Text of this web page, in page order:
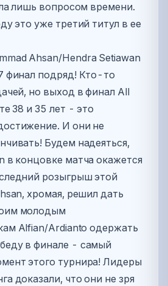
лишь вопросом времени.
это уже третий титул в ее
Ahsan/Hendra Setiawan
финал подряд! Кто-то
но выход в финал All
38 и 35 лет - это
И они не
Будем надеяться,
в концовке матча окажется
розыгрыш этой
хромая, решил дать
молодым
Alfian/Ardianto одержать
в финале - самый
этого турнира! Лидеры
доказали, что они не зря